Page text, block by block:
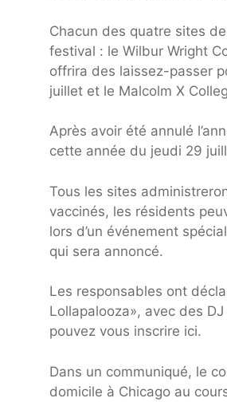
Chacun des quatre sites
festival : le Wilbur Wright
offrira des laissez-passer
juillet et le Malcolm X
Après avoir été annulé
cette année du jeudi 29
Tous les sites
vaccinés, les résidents
lors d’un événement
qui sera annoncé.
Les responsables ont
Lollapalooza», avec des
pouvez vous inscrire ici.
Dans un communiqué, le
domicile à Chicago au